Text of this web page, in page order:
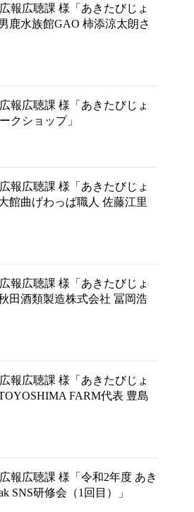
報広聴課 様「あきたびじょ
鹿水族館GAO 柿添涼太朗さ
報広聴課 様「あきたびじょ
クショップ」
報広聴課 様「あきたびじょ
館曲げわっぱ職人 佐藤江里
報広聴課 様「あきたびじょ
田酒類製造株式会社 冨岡浩
報広聴課 様「あきたびじょ
FARM代表 豊島
報広聴課 様「令和2年度 あき
SNS研修会（1回目）」